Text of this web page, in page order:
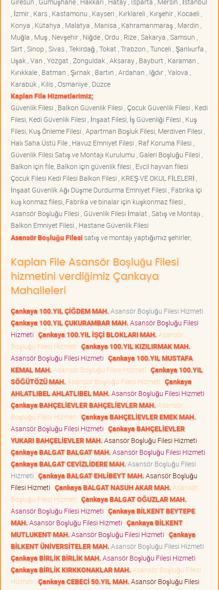
, İzmir , Kars , Kastamonu , Kayseri , Kırklareli , Kırşehir , Kocaeli ,
Konya , Kütahya , Malatya , Manisa , Kahramanmaraş , Mardin ,
Muğla , Muş , Nevşehir , Niğde , Ordu , Rize , Sakarya , Samsun ,
Siirt , Sinop , Sivas , Tekirdağ , Tokat , Trabzon , Tunceli , Şanlıurfa ,
Uşak , Van , Yozgat , Zonguldak , Aksaray , Bayburt , Karaman ,
Kırıkkale , Batman , Şırnak , Bartın , Ardahan , Iğdır , Yalova ,
Karabük , Kilis , Osmaniye , Düzce
Kaplan File Hizmetlerimiz;
Güvenlik Filesi , Balkon Güvenlik Filesi , Çocuk Güvenlik Filesi , Kedi
Filesi, Kedi Güvenlik Filesi , İnşaat Filesi, İş Güvenliği Filesi , Kuş
Filesi, Kuş Önleme Filesi , Apartman Boşluk Filesi, Merdiven Filesi ,
Halı Saha Üstü File , Havuz Emniyet Filesi , Raf Koruma Filesi ,
Güvenlik Filesi Satış ve Montajı Kurulumu , Galeri Boşluğu Filesi ,
Balkon için file, Balkon için güvenlik filesi , Evcil hayvan filesi
Çocuk Filesi Kedi Filesi Balkon Filesi , KREŞ VE OKUL FİLELERİ ,
İnşaat Güvenlik Ağı Düşme Durdurma Emniyet Filesi , Fabrika içi
kuş konmaz filesi, Fabrika ve binalar için kuşkonmaz filesi ,
Asansör Boşluğu Filesi , Güvenlik Filesi İmalat , Satış ve Montajı ,
Balkon Emniyet Filesi , Hastane Güvenlik Filesi
Asansör Boşluğu Filesisatış ve montajı yaptığımız şehirler;
Kaplan File Asansör Boşluğu Filesi
hizmetini verdiğimiz Çankaya
Mahalleleri
Çankaya 100.YIL ÇİĞDEM MAH. Asansör Boşluğu Filesi Hizmeti
Çankaya 100.YIL ÇUKURAMBAR MAH. Asansör Boşluğu Filesi
Hizmeti Çankaya 100.YIL İŞÇİ BLOKLARI MAH. Asansör
Boşluğu Filesi Hizmeti Çankaya 100.YIL KIZILIRMAK MAH.
Asansör Boşluğu Filesi Hizmeti Çankaya 100.YIL MUSTAFA
KEMAL MAH. Asansör Boşluğu Filesi Hizmeti Çankaya 100.YIL
SÖĞÜTÖZÜ MAH. Asansör Boşluğu Filesi Hizmeti Çankaya
AHLATLIBEL AHLATLIBEL MAH. Asansör Boşluğu Filesi Hizmeti
Çankaya BAHÇELİEVLER BAHÇELİEVLER MAH. Asansör
Boşluğu Filesi Hizmeti Çankaya BAHÇELİEVLER EMEK MAH.
Asansör Boşluğu Filesi Hizmeti Çankaya BAHÇELİEVLER
YUKARI BAHÇELİEVLER MAH. Asansör Boşluğu Filesi Hizmeti
Çankaya BALGAT BALGAT MAH. Asansör Boşluğu Filesi Hizmeti
Çankaya BALGAT CEVİZLİDERE MAH. Asansör Boşluğu Filesi
Hizmeti Çankaya BALGAT EHLİBEYT MAH. Asansör Boşluğu
Filesi Hizmeti Çankaya BALGAT NASUH AKAR MAH. Asansör
Boşluğu Filesi Hizmeti Çankaya BALGAT OĞUZLAR MAH.
Asansör Boşluğu Filesi Hizmeti Çankaya BİLKENT BEYTEPE
MAH. Asansör Boşluğu Filesi Hizmeti Çankaya BİLKENT
MUTLUKENT MAH. Asansör Boşluğu Filesi Hizmeti Çankaya
BİLKENT ÜNİVERSİTELER MAH. Asansör Boşluğu Filesi Hizmeti
Çankaya BİRLİK BİRLİK MAH. Asansör Boşluğu Filesi Hizmeti
Çankaya BİRLİK KIRKKONAKLAR MAH. Asansör Boşluğu Filesi
Hizmeti Çankaya CEBECİ 50.YIL MAH. Asansör Boşluğu Filesi